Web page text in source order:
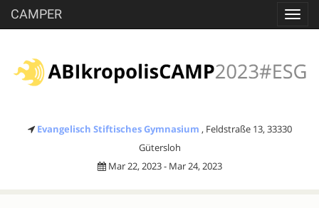
CAMPER
Evangelisch Stiftisches Gymnasium , Feldstraße 13, 33330
Gütersloh
Mar 22, 2023 - Mar 24, 2023